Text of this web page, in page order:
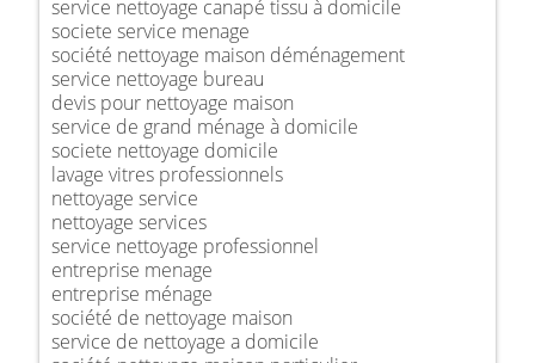
service nettoyage canapé tissu à domicile
societe service menage
société nettoyage maison déménagement
service nettoyage bureau
devis pour nettoyage maison
service de grand ménage à domicile
societe nettoyage domicile
lavage vitres professionnels
nettoyage service
nettoyage services
service nettoyage professionnel
entreprise menage
entreprise ménage
société de nettoyage maison
service de nettoyage a domicile